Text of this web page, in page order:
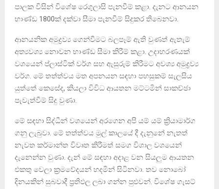
පාලක විසින් විශේෂ රෙගුලාසි පැනවීම් කළා. දැනට ආනයන
භාණ්ඩ 1800ක් දක්වා සීමා පැනවීම් සිදුකර තිබෙනවා.
ආනයනික අමුද්‍රව්‍ය ගෙන්වීමට බලපෑම් ඇති වුණත් ඇතැම්
අත්‍යවශ්‍ය නොවන භාණ්ඩ සීමා කිරීම් කළා. උදාහරණයක්
වශයෙන් ප්ලාස්ටික් වර්ග සහ ඇසුරුම් කිරීමට අවශ්‍ය අමුද්‍රව්‍ය
වර්ග. මේ තත්ත්වය මත අපනයන සඳහා පහසුකම් සැලසිය
යුත්තේ කෙසේද, කියලා විවිධ ආයතන මට්ටමින් සාකච්ඡා
පැවැත්වීම් සිදු වුණා.
මේ සඳහා සිද්ධීන් වශයෙන් අරගෙන අපි යම් යම් ක්‍රියාමාර්ග
ගනු ලැබුවා. මේ තත්ත්වය මුල් කාලයේ දී දැනුනේ නැතත්
නැවත කර්මාන්ත විවෘත කිරීමත් සමග විශාල වශයෙන්
දැනෙන්න වුණා. දැන් මේ සඳහා අදාළ වන සියලුම ආයතන
එකතු වෙලා ක්‍රමවේදයන් හදමින් සිටිනවා. තව නොබෝ
දිනයකින් සුබවාදී ප්‍රතිඵල ලබා ගන්න පුළුවන්. විශේෂ ගැසට්